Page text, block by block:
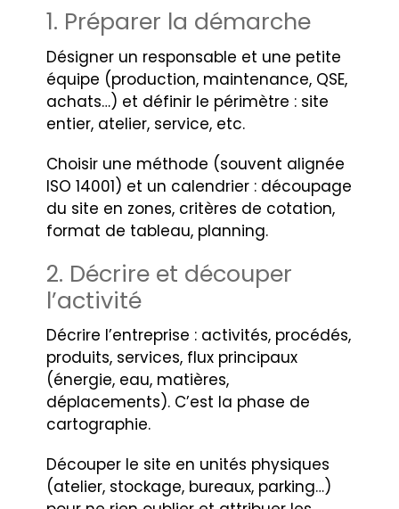
1. Préparer la démarche
Désigner un responsable et une petite
équipe (production, maintenance, QSE,
achats…) et définir le périmètre : site
entier, atelier, service, etc.
Choisir une méthode (souvent alignée
ISO 14001) et un calendrier : découpage
du site en zones, critères de cotation,
format de tableau, planning.
2. Décrire et découper
l’activité
Décrire l’entreprise : activités, procédés,
produits, services, flux principaux
(énergie, eau, matières,
déplacements). C’est la phase de
cartographie.
Découper le site en unités physiques
(atelier, stockage, bureaux, parking…)